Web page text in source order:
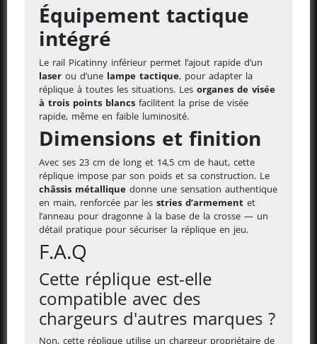
Équipement tactique
intégré
Le rail Picatinny inférieur permet l’ajout rapide d’un
laser ou d’une lampe tactique, pour adapter la
réplique à toutes les situations. Les organes de visée
à trois points blancs facilitent la prise de visée
rapide, même en faible luminosité.
Dimensions et finition
Avec ses 23 cm de long et 14,5 cm de haut, cette
réplique impose par son poids et sa construction. Le
châssis métallique donne une sensation authentique
en main, renforcée par les stries d’armement et
l’anneau pour dragonne à la base de la crosse — un
détail pratique pour sécuriser la réplique en jeu.
F.A.Q
Cette réplique est-elle
compatible avec des
chargeurs d'autres marques ?
Non, cette réplique utilise un chargeur propriétaire de